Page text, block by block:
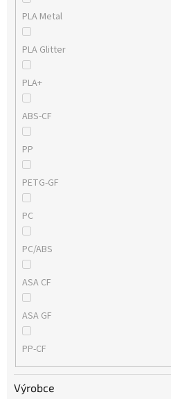
PLA Metal
PLA Glitter
PLA+
ABS-CF
PP
PETG-GF
PC
PC/ABS
ASA CF
ASA GF
PP-CF
Výrobce